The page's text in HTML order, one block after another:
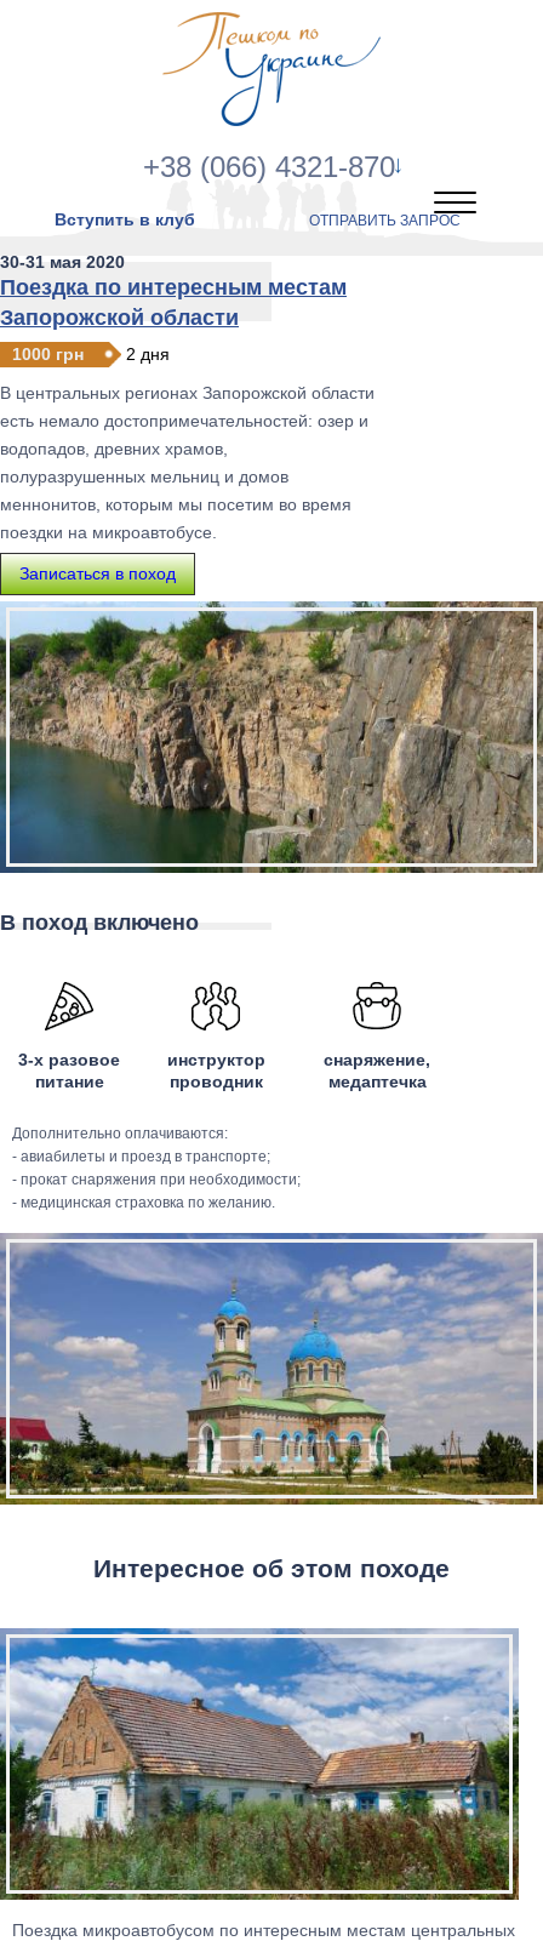
+38 (066) 4321-870
Вступить в клуб ОТПРАВИТЬ ЗАПРОС
30-31 мая 2020
Поездка по интересным местам
Запорожской области
1000 грн
2 дня
В центральных регионах Запорожской области
есть немало достопримечательностей: озер и
водопадов, древних храмов,
полуразрушенных мельниц и домов
меннонитов, которым мы посетим во время
поездки на микроавтобусе.
Записаться в поход
В поход включено
3-х разовое
питание
инструктор
проводник
снаряжение,
медаптечка
Дополнительно оплачиваются:
- авиабилеты и проезд в транспорте;
- прокат снаряжения при необходимости;
- медицинская страховка по желанию.
Интересное об этом походе
Поездка микроавтобусом по интересным местам центральных